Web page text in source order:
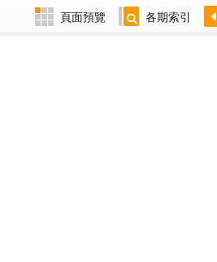
頁面預覽 各期索引